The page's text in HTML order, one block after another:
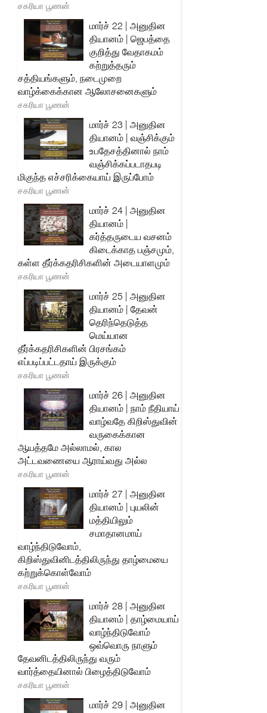
சகரியா பூணன்
மார்ச் 22 | அனுதின
தியானம் | ஜெபத்தை
குறித்து வேதாகமம்
கற்றுத்தரும்
சத்தியங்களும், நடைமுறை
வாழ்க்கைக்கான ஆலோசனைகளும்
சகரியா பூணன்
மார்ச் 23 | அனுதின
தியானம் | வஞ்சிக்கும்
உபதேசத்தினால் நாம்
வஞ்சிக்கப்படாதபடி
மிகுந்த எச்சரிக்கையாய் இருப்போம்
சகரியா பூணன்
மார்ச் 24 | அனுதின
தியானம் |
கர்த்தருடைய வசனம்
கிடைக்காத பஞ்சமும்,
கள்ள தீர்க்கதரிசிகளின் அடையாளமும்
சகரியா பூணன்
மார்ச் 25 | அனுதின
தியானம் | தேவன்
தெரிந்தெடுத்த
மெய்யான
தீர்க்கதரிசிகளின் பிரசங்கம்
எப்படிப்பட்டதாய் இருக்கும்
சகரியா பூணன்
மார்ச் 26 | அனுதின
தியானம் | நாம் நீதியாய்
வாழ்வதே கிறிஸ்துவின்
வருகைக்கான
ஆயத்தமே அல்லாமல், கால
அட்டவணையை ஆராய்வது அல்ல
சகரியா பூணன்
மார்ச் 27 | அனுதின
தியானம் | புயலின்
மத்தியிலும்
சமாதானமாய்
வாழ்ந்திடுவோம்,
கிறிஸ்துவினிடத்திலிருந்து தாழ்மையை
கற்றுக்கொள்வோம்
சகரியா பூணன்
மார்ச் 28 | அனுதின
தியானம் | தாழ்மையாய்
வாழ்ந்திடுவோம்
ஒவ்வொரு நாளும்
தேவனிடத்திலிருந்து வரும்
வார்த்தையினால் பிழைத்திடுவோம்
சகரியா பூணன்
மார்ச் 29 | அனுதின